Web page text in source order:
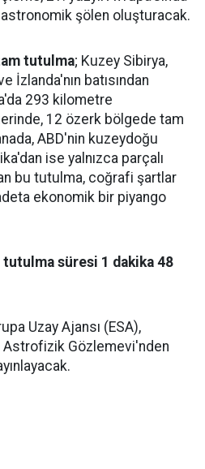
şölen oluşturacak.
tutulma; Kuzey Sibirya,
İzlanda'nın batısından
293 kilometre
12 özerk bölgede tam
ABD'nin kuzeydoğu
ise yalnızca parçalı
bu tutulma, coğrafi şartlar
ekonomik bir piyango
süresi 1 dakika 48
Uzay Ajansı (ESA),
Gözlemevi'nden